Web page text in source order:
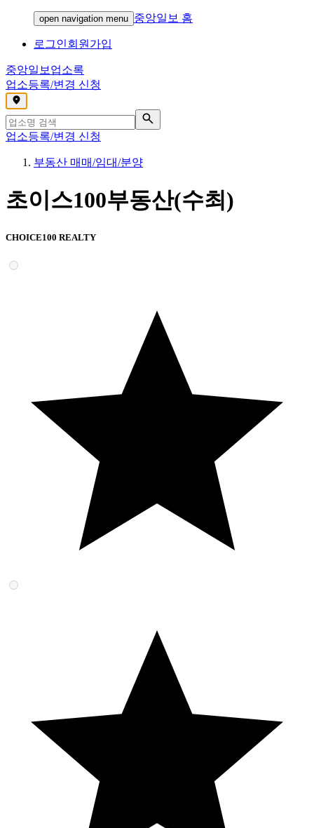
open navigation menu 중앙일보 홈
로그인회원가입
중앙일보 업소록
업소등록/변경 신청
,
업소등록/변경 신청
부동산 매매/임대/분양
초이스100부동산(수최)
CHOICE100 REALTY